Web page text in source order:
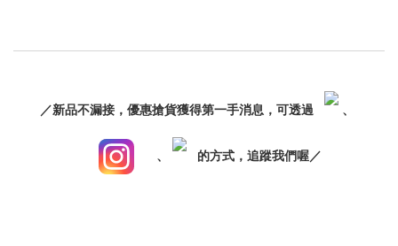
／新品不漏接，優惠搶貨獲得第一手消息，可透過 、
、 的方式，追蹤我們喔／